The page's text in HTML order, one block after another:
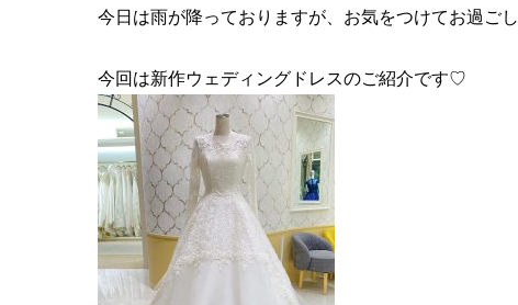
今日は雨が降っておりますが、お気をつけてお過ごし
今回は新作ウェディングドレスのご紹介です♡